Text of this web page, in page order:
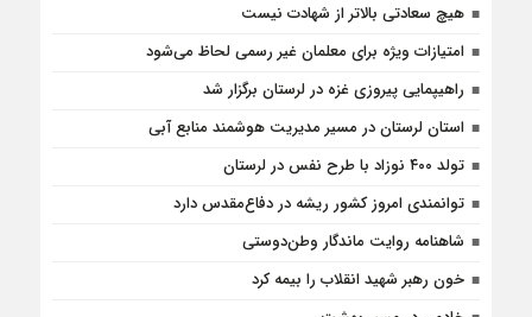
هیچ سعادتی بالاتر از شهادت نیست
امتیازات ویژه برای معلمان غیر رسمی لحاظ می‌شود
راهیپمایی پیروزی غزه در لرستان برگزار شد
استان لرستان در مسیر مدیریت هوشمند منابع آبی
تولد ۴۰۰ نوزاد با طرح نفس در لرستان
توانمندی امروز کشور ریشه در دفاع‌مقدس دارد
شاهنامه روایت ماندگار وطن‌دوستی
خون رهبر شهید انقلاب را بیمه کرد